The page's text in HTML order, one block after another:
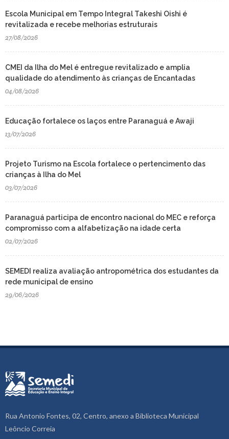
Escola Municipal em Tempo Integral Takeshi Oishi é
revitalizada e recebe melhorias estruturais
27/08/2026
CMEI da Ilha do Mel é entregue revitalizado e amplia
qualidade do atendimento às crianças de Encantadas
04/08/2026
Educação fortalece os laços entre Paranaguá e Awaji
13/07/2026
Projeto Turismo na Escola fortalece o pertencimento das
crianças à Ilha do Mel
03/07/2026
Paranaguá participa de encontro nacional do MEC e reforça
compromisso com a alfabetização na idade certa
02/07/2026
SEMEDI realiza avaliação antropométrica dos estudantes da
rede municipal de ensino
29/06/2026
Rua Antonio Fontes, 02, Centro, anexo a Biblioteca Municipal
Leôncio Correia